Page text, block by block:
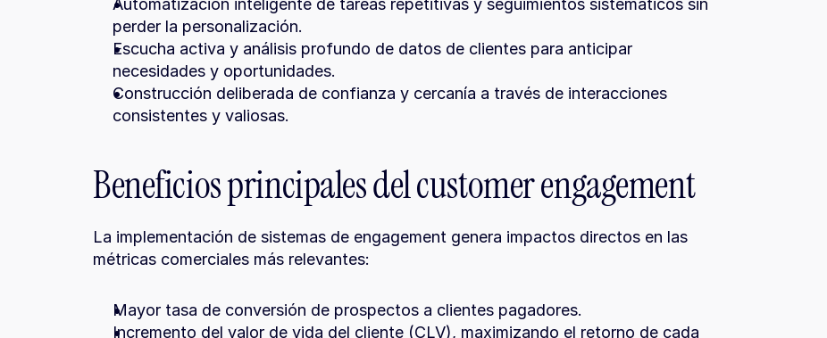
Automatización inteligente de tareas repetitivas y seguimientos sistemáticos sin
perder la personalización.
Escucha activa y análisis profundo de datos de clientes para anticipar
necesidades y oportunidades.
Construcción deliberada de confianza y cercanía a través de interacciones
consistentes y valiosas.
Beneficios principales del customer engagement
La implementación de sistemas de engagement genera impactos directos en las
métricas comerciales más relevantes:
Mayor tasa de conversión de prospectos a clientes pagadores.
Incremento del valor de vida del cliente (CLV), maximizando el retorno de cada